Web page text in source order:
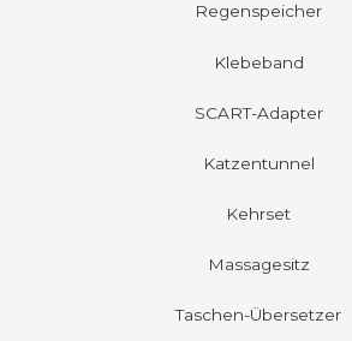
Regenspeicher
Klebeband
SCART-Adapter
Katzentunnel
Kehrset
Massagesitz
Taschen-Übersetzer